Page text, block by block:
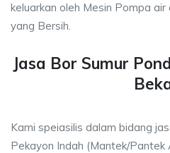
keluarkan oleh Mesin Pompa
yang Bersih.
Jasa Bor Sumur
Kami speiasilis dalam bidang
Pekayon Indah (Mantek/